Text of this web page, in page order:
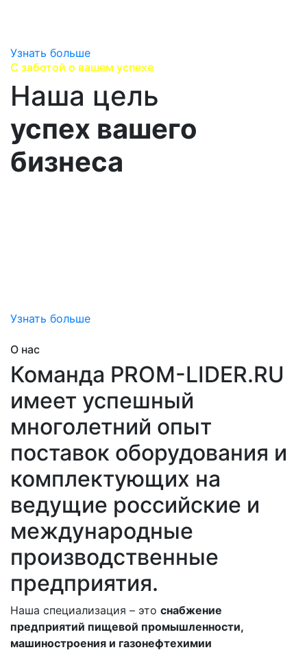
Узнать больше
С заботой о вашем успехе
Наша цель
успех вашего
бизнеса
Узнать больше
О нас
Команда PROM-LIDER.RU
имеет успешный
многолетний опыт
поставок оборудования и
комплектующих на
ведущие российские и
международные
производственные
предприятия.
Наша специализация – это снабжение
предприятий пищевой промышленности,
машиностроения и газонефтехимии